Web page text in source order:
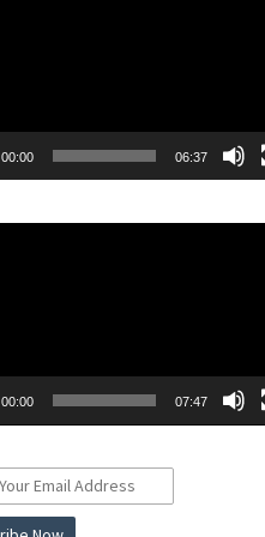
00:00 06:37
00:00 07:47